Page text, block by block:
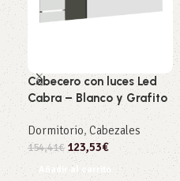
Cabecero con luces Led
Cabra – Blanco y Grafito
Dormitorio, Cabezales
154,41€ 123,53€
Añadir al carrito